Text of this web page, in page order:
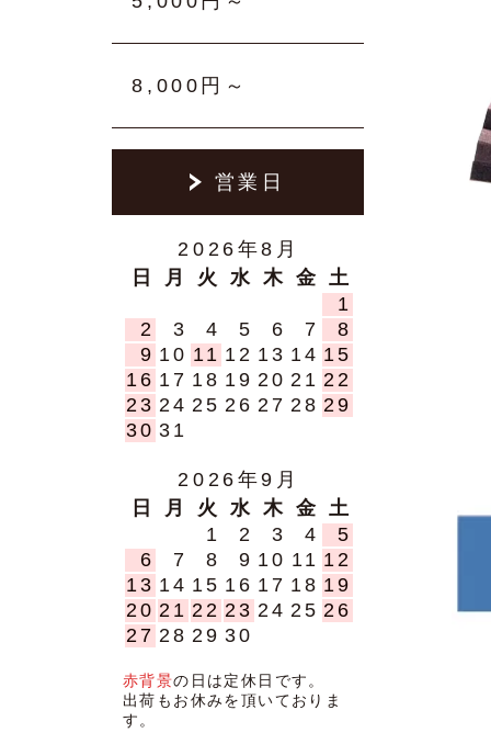
8,000円～
営業日
2026年8月
日
月 火 水 木 金 土
1
2
3 4 5 6 7
8
9 10 11 12 13 14 15
16 17 18 19 20 21 22
23 24 25 26 27 28 29
30 31
2026年9月
日
月 火 水 木 金 土
1
2 3 4
5
6
7 8 9 10 11 12
13 14 15 16 17 18 19
20 21 22 23 24 25 26
27 28 29 30
赤背景の日は定休日です。
出荷もお休みを頂いておりま
す。